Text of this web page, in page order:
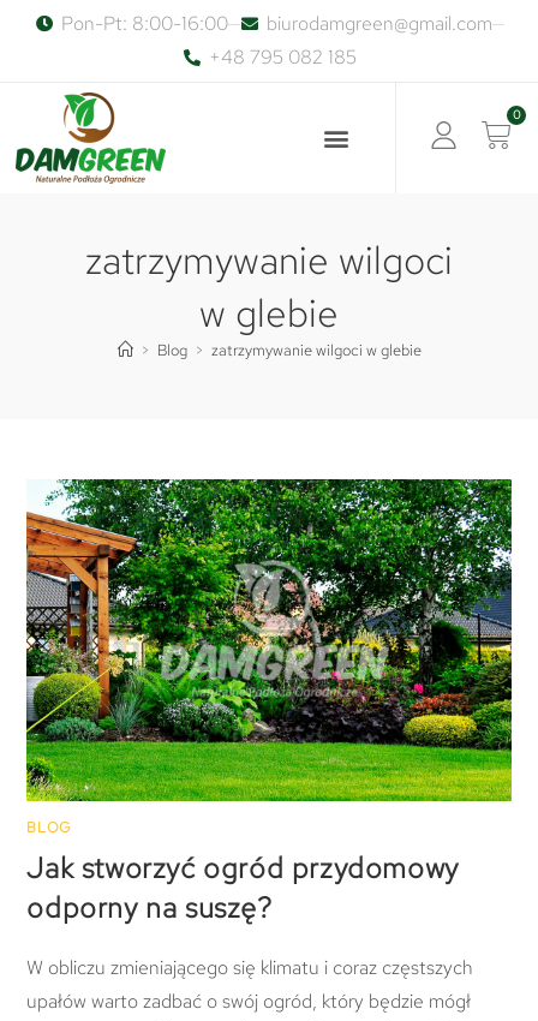
Pon-Pt: 8:00-16:00
biurodamgreen@gmail.com
+48 795 082 185
0
zatrzymywanie wilgoci
w glebie
> Blog > zatrzymywanie wilgoci w glebie
BLOG
Jak stworzyć ogród przydomowy
odporny na suszę?
W obliczu zmieniającego się klimatu i coraz częstszych
upałów warto zadbać o swój ogród, który będzie mógł